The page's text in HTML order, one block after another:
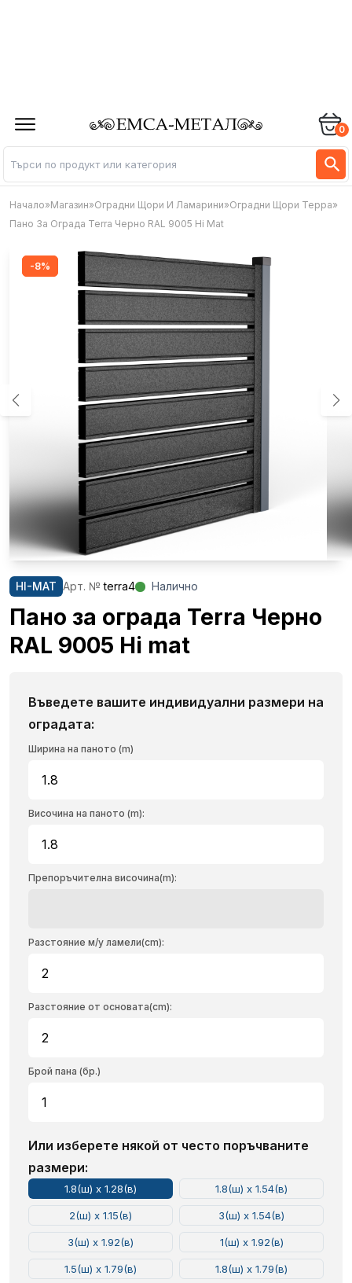
0
Начало»Магазин»Оградни Щори И Ламарини»Оградни Щори Терра»
Пано За Ограда Terra Черно RAL 9005 Hi Mat
-8%
-8%
HI-MAT Aрт. №terra4 Налично
Пано за ограда Terra Черно
RAL 9005 Hi mat
Въведете вашите индивидуални размери на
оградата:
Ширина на паното (m)
Височина на паното (m):
Препоръчителна височина(m):
Разстояние м/у ламели(cm):
Разстояние от основата(cm):
Брой пана (бр.)
Или изберете някой от често поръчваните
размери:
1.8(ш) x 1.28(в) 1.8(ш) x 1.54(в)
2(ш) x 1.15(в) 3(ш) x 1.54(в)
3(ш) x 1.92(в) 1(ш) x 1.92(в)
1.5(ш) x 1.79(в) 1.8(ш) x 1.79(в)